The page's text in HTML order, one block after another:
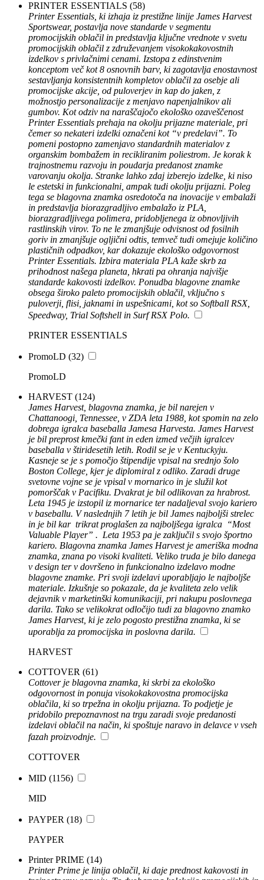
PRINTER ESSENTIALS (58)
Printer Essentials, ki izhaja iz prestižne linije James Harvest
Sportswear, postavlja nove standarde v segmentu
promocijskih oblačil in predstavlja ključne vrednote v svetu
promocijskih oblačil z združevanjem visokokakovostnih
izdelkov s privlačnimi cenami. Izstopa z edinstvenim
konceptom več kot 8 osnovnih barv, ki zagotavlja enostavnost
sestavljanja konsistentnih kompletov oblačil za osebje ali
promocijske akcije, od puloverjev in kap do jaken, z
možnostjo personalizacije z menjavo napenjalnikov ali
gumbov. Kot odziv na naraščajočo ekološko ozaveščenost
Printer Essentials prehaja na okolju prijazne materiale, pri
čemer so nekateri izdelki označeni kot “v predelavi”. To
pomeni postopno zamenjavo standardnih materialov z
organskim bombažem in recikliranim poliestrom. Je korak k
trajnostnemu razvoju in poudarja predanost znamke
varovanju okolja. Stranke lahko zdaj izberejo izdelke, ki niso
le estetski in funkcionalni, ampak tudi okolju prijazni. Poleg
tega se blagovna znamka osredotoča na inovacije v embalaži
in predstavlja biorazgradljivo embalažo iz PLA,
biorazgradljivega polimera, pridobljenega iz obnovljivih
rastlinskih virov. To ne le zmanjšuje odvisnost od fosilnih
goriv in zmanjšuje ogljični odtis, temveč tudi omejuje količino
plastičnih odpadkov, kar dokazuje ekološko odgovornost
Printer Essentials. Izbira materiala PLA kaže skrb za
prihodnost našega planeta, hkrati pa ohranja najvišje
standarde kakovosti izdelkov. Ponudba blagovne znamke
obsega široko paleto promocijskih oblačil, vključno s
puloverji, flisi, jaknami in uspešnicami, kot so Softball RSX,
Speedway, Trial Softshell in Surf RSX Polo.
PRINTER ESSENTIALS
PromoLD (32)
PromoLD
HARVEST (124)
James Harvest, blagovna znamka, je bil narejen v
Chattanoogi, Tennessee, v ZDA leta 1988, kot spomin na zelo
dobrega igralca baseballa Jamesa Harvesta. James Harvest
je bil preprost kmečki fant in eden izmed večjih igralcev
baseballa v štiridesetih letih. Rodil se je v Kentuckyju.
Kasneje se je s pomočjo štipendije vpisal na srednjo šolo
Boston College, kjer je diplomiral z odliko. Zaradi druge
svetovne vojne se je vpisal v mornarico in je služil kot
pomorščak v Pacifiku. Dvakrat je bil odlikovan za hrabrost.
Leta 1945 je izstopil iz mornarice ter nadaljeval svojo kariero
v baseballu. V naslednjih 7 letih je bil James najboljši strelec
in je bil kar trikrat proglašen za najboljšega igralca “Most
Valuable Player” . Leta 1953 pa je zaključil s svojo športno
kariero. Blagovna znamka James Harvest je ameriška modna
znamka, znana po visoki kvaliteti. Veliko truda je bilo danega
v design ter v dovršeno in funkcionalno izdelavo modne
blagovne znamke. Pri svoji izdelavi uporabljajo le najboljše
materiale. Izkušnje so pokazale, da je kvaliteta zelo velik
dejavnik v marketinški komunikaciji, pri nakupu poslovnega
darila. Tako se velikokrat odločijo tudi za blagovno znamko
James Harvest, ki je zelo pogosto prestižna znamka, ki se
uporablja za promocijska in poslovna darila.
HARVEST
COTTOVER (61)
Cottover je blagovna znamka, ki skrbi za ekološko
odgovornost in ponuja visokokakovostna promocijska
oblačila, ki so trpežna in okolju prijazna. To podjetje je
pridobilo prepoznavnost na trgu zaradi svoje predanosti
izdelavi oblačil na način, ki spoštuje naravo in delavce v vseh
fazah proizvodnje.
COTTOVER
MID (1156)
MID
PAYPER (18)
PAYPER
Printer PRIME (14)
Printer Prime je linija oblačil, ki daje prednost kakovosti in